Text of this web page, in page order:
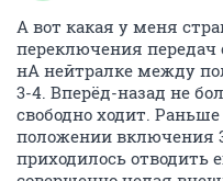
А вот какая у меня
переключения передач
нА нейтралке между
3-4. Вперёд-назад не
свободно ходит.
положении включения
приходилось отводить